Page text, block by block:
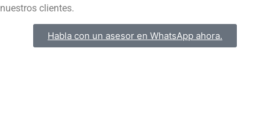
nuestros clientes.
Habla con un asesor en WhatsApp ahora.